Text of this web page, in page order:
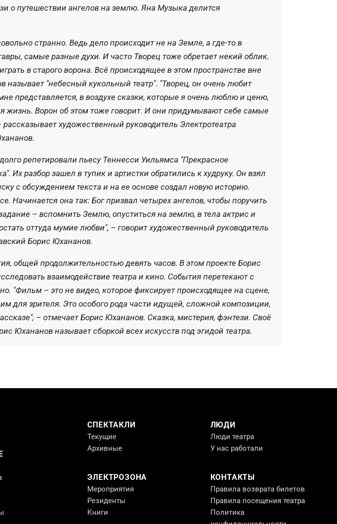
о путешествии ангелов на землю. Яна Музыка делится
странно. Ведь дело происходит не на Земле, а где-то в
самые разные духи. И часто Творец тоже обретает некий облик.
в старого ворона. Всё происходящее в этом пространстве вне
называет "небесный кукольный театр". "Творец, он очень любит
представляется, в воздухе сказки, которые я очень люблю и ценю,
жизнь. Ворон об этом тоже говорит. И они придумывают себе самые
художественный руководитель Электротеатра
репетировали пьесу Теннесси Уильямса "Прекрасное
Их разбор зашел в тупик и артистки обратились к худруку. Он взял
с обсуждением текста и на ее основе создал новую историю.
Начинается она так: Бог призвал четырех ангелов, чтобы поручить
– вспомнить Землю, опуститься на землю, в тела актрис и
оттуда мумие любви", – говорит художественный руководитель
Борис Юхананов.
общей продолжительностью девять часов. В этом проекте Борис
взаимодействие театра и кино. События перетекают с
"Фильм – это не видео, которое фиксирует происходящее на сцене,
для зрителя. Это особого рода части идущей, сложной композиции,
– отмечает Борис Юхананов. Сказка, мистерия, фэнтези. Своё
Юхананов называет сборкой всех искусств под эгидой театра.
СПЕКТАКЛИ
Текущие
Архивные
ЭЛЕКТРОЗОНА
Мероприятия
Резиденты
Книги
ЛЮДИ
Люди театра
У нас работали
КОНТАКТЫ
Правила возврата билетов
Правила посещения театра
Политика